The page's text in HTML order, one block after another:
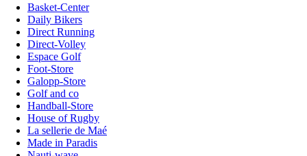
Basket-Center
Daily Bikers
Direct Running
Direct-Volley
Espace Golf
Foot-Store
Galopp-Store
Golf and co
Handball-Store
House of Rugby
La sellerie de Maé
Made in Paradis